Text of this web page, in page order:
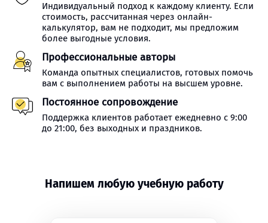
Индивидуальный подход к каждому клиенту. Если
стоимость, рассчитанная через онлайн-
калькулятор, вам не подходит, мы предложим
более выгодные условия.
Профессиональные авторы
Команда опытных специалистов, готовых помочь
вам с выполнением работы на высшем уровне.
Постоянное сопровождение
Поддержка клиентов работает ежедневно с 9:00
до 21:00, без выходных и праздников.
Напишем любую учебную работу